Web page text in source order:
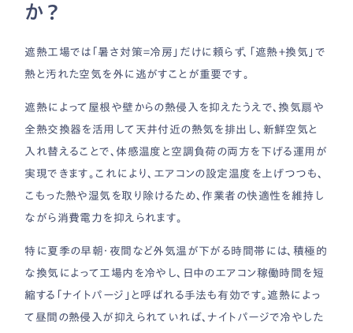
か？
遮熱工場では「暑さ対策＝冷房」だけに頼らず、「遮熱＋換気」で
熱と汚れた空気を外に逃がすことが重要です。
遮熱によって屋根や壁からの熱侵入を抑えたうえで、換気扇や
全熱交換器を活用して天井付近の熱気を排出し、新鮮空気と
入れ替えることで、体感温度と空調負荷の両方を下げる運用が
実現できます。これにより、エアコンの設定温度を上げつつも、
こもった熱や湿気を取り除けるため、作業者の快適性を維持し
ながら消費電力を抑えられます。
特に夏季の早朝・夜間など外気温が下がる時間帯には、積極的
な換気によって工場内を冷やし、日中のエアコン稼働時間を短
縮する「ナイトパージ」と呼ばれる手法も有効です。遮熱によっ
て昼間の熱侵入が抑えられていれば、ナイトパージで冷やした